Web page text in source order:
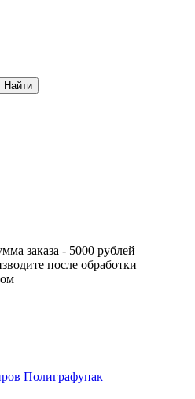
заказа - 5000 рублей
после обработки